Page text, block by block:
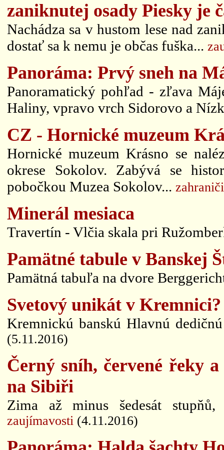
zaniknutej osady Piesky je
Nachádza sa v hustom lese nad
dostať sa k nemu je občas fuška...
Panoráma: Prvý sneh na
Panoramatický pohľad - zľava
Haliny, vpravo vrch Sidorovo a
CZ - Hornické muzeum
Hornické muzeum Krásno se
okrese Sokolov. Zabývá se
pobočkou Muzea Sokolov...
Minerál mesiaca
Travertín - Vlčia skala pri
Pamätné tabule v Banskej
Pamätná tabuľa na dvore
Svetový unikát v
Kremnickú banskú Hlavnú
(5.11.2016)
Černý sníh, červené řeky
na Sibiři
Zima až minus šedesát
zaujímavosti (4.11.2016)